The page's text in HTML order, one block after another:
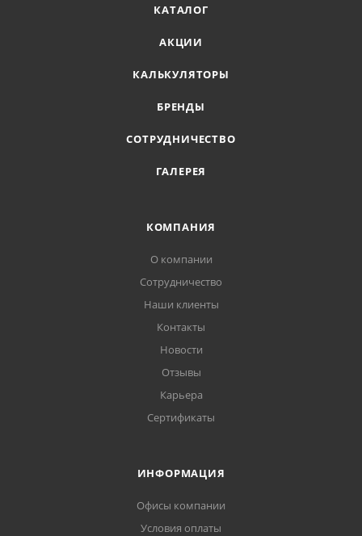
КАТАЛОГ
АКЦИИ
КАЛЬКУЛЯТОРЫ
БРЕНДЫ
СОТРУДНИЧЕСТВО
ГАЛЕРЕЯ
КОМПАНИЯ
О компании
Сотрудничество
Наши клиенты
Контакты
Новости
Отзывы
Карьера
Сертификаты
ИНФОРМАЦИЯ
Офисы компании
Условия оплаты